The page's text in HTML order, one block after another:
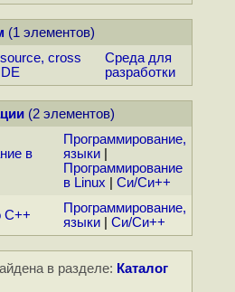
(1 элементов)
cross
Среда для
разработки
(2 элементов)
в
Программирование,
языки|
Программирование
в Linux
Си/Си++
C++
Программирование,
языки| Си/Си++
в разделе: Каталог